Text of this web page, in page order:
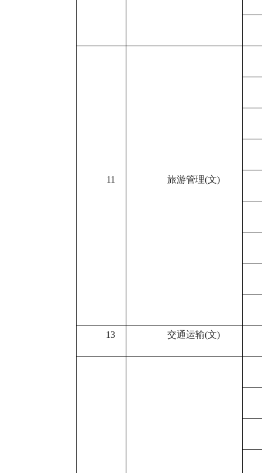
11 旅游管理(文)
13 交通运输(文)